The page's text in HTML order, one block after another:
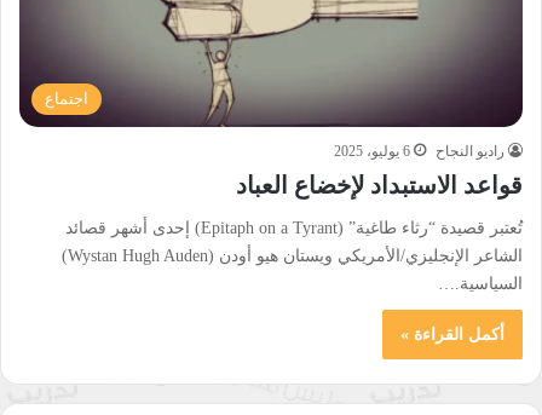
اجتماع
راديو النجاح 6 يوليو، 2025
قواعد الاستبداد لإخضاع العباد
تُعتبر قصيدة “رثاء طاغية” (Epitaph on a Tyrant) إحدى أشهر قصائد
الشاعر الإنجليزي/الأمريكي ويستان هيو أودن (Wystan Hugh Auden)
السياسية.…
أكمل القراءة »